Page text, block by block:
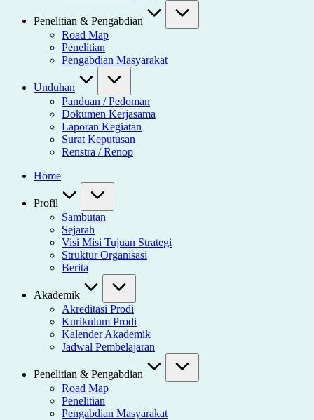
Penelitian & Pengabdian
Road Map
Penelitian
Pengabdian Masyarakat
Unduhan
Panduan / Pedoman
Dokumen Kerjasama
Laporan Kegiatan
Surat Keputusan
Renstra / Renop
Home
Profil
Sambutan
Sejarah
Visi Misi Tujuan Strategi
Struktur Organisasi
Berita
Akademik
Akreditasi Prodi
Kurikulum Prodi
Kalender Akademik
Jadwal Pembelajaran
Penelitian & Pengabdian
Road Map
Penelitian
Pengabdian Masyarakat